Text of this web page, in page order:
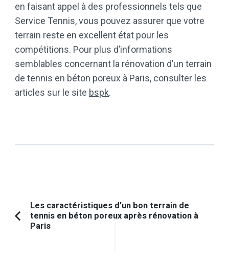
en faisant appel à des professionnels tels que
Service Tennis, vous pouvez assurer que votre
terrain reste en excellent état pour les
compétitions. Pour plus d’informations
semblables concernant la rénovation d’un terrain
de tennis en béton poreux à Paris, consulter les
articles sur le site bspk.
Navigation
d'article
Article
Les caractéristiques d’un bon terrain de
tennis en béton poreux après rénovation à
Paris